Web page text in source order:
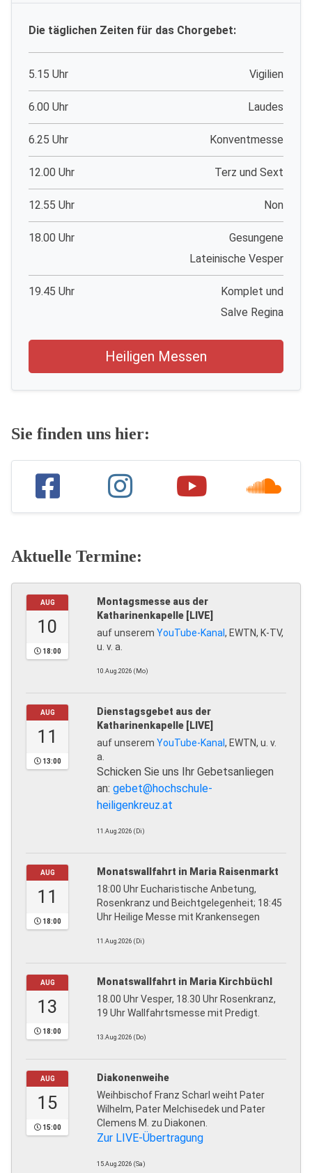
Die täglichen Zeiten für das Chorgebet:
5.15 Uhr Vigilien
6.00 Uhr Laudes
6.25 Uhr Konventmesse
12.00 Uhr Terz und Sext
12.55 Uhr Non
18.00 Uhr
Gesungene
Lateinische Vesper
19.45 Uhr
Komplet und
Salve Regina
Heiligen Messen
Sie finden uns hier:
Aktuelle Termine:
AUG
10
18:00
Montagsmesse aus der
Katharinenkapelle [LIVE]
auf unserem YouTube-Kanal, EWTN, K-TV,
u. v. a.
10.Aug.2026 (Mo)
AUG
11
13:00
Dienstagsgebet aus der
Katharinenkapelle [LIVE]
auf unserem YouTube-Kanal, EWTN, u. v.
a.
Schicken Sie uns Ihr Gebetsanliegen
an: gebet@hochschule-
heiligenkreuz.at
11.Aug.2026 (Di)
AUG
11
18:00
Monatswallfahrt in Maria Raisenmarkt
18:00 Uhr Eucharistische Anbetung,
Rosenkranz und Beichtgelegenheit; 18:45
Uhr Heilige Messe mit Krankensegen
11.Aug.2026 (Di)
AUG
13
18:00
Monatswallfahrt in Maria Kirchbüchl
18.00 Uhr Vesper, 18.30 Uhr Rosenkranz,
19 Uhr Wallfahrtsmesse mit Predigt.
13.Aug.2026 (Do)
AUG
15
15:00
Diakonenweihe
Weihbischof Franz Scharl weiht Pater
Wilhelm, Pater Melchisedek und Pater
Clemens M. zu Diakonen.
Zur LIVE-Übertragung
15.Aug.2026 (Sa)